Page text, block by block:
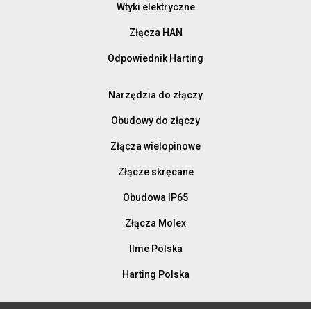
Wtyki elektryczne
Złącza HAN
Odpowiednik Harting
Narzędzia do złączy
Obudowy do złączy
Złącza wielopinowe
Złącze skręcane
Obudowa IP65
Złącza Molex
Ilme Polska
Harting Polska